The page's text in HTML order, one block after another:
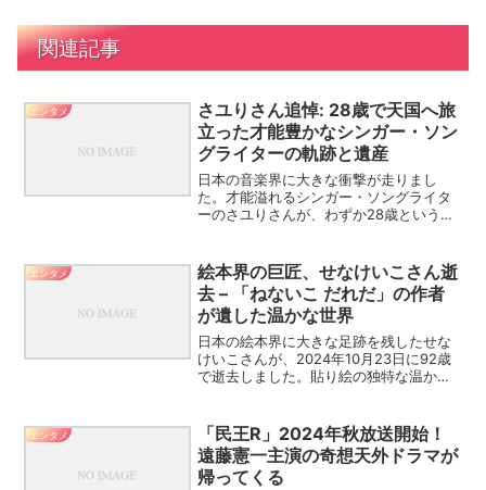
関連記事
エンタメ
さユりさん追悼: 28歳で天国へ旅
立った才能豊かなシンガー・ソン
グライターの軌跡と遺産
日本の音楽界に大きな衝撃が走りまし
た。才能溢れるシンガー・ソングライタ
ーのさユりさんが、わずか28歳という若
の訃報に多くのファンが悲しみに暮れて
います。さユりさん、28...
エンタメ
絵本界の巨匠、せなけいこさん逝
去 – 「ねないこ だれだ」の作者
が遺した温かな世界
日本の絵本界に大きな足跡を残したせな
けいこさんが、2024年10月23日に92歳
で逝去しました。貼り絵の独特な温かみ
愛され続けています。せなけいこさんの
生涯と作品、そし...
エンタメ
「民王R」2024年秋放送開始！
遠藤憲一主演の奇想天外ドラマが
帰ってくる